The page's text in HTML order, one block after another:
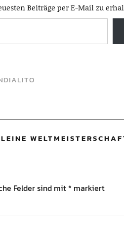
Beiträge per E-Mail zu
Felder sind mit * markiert